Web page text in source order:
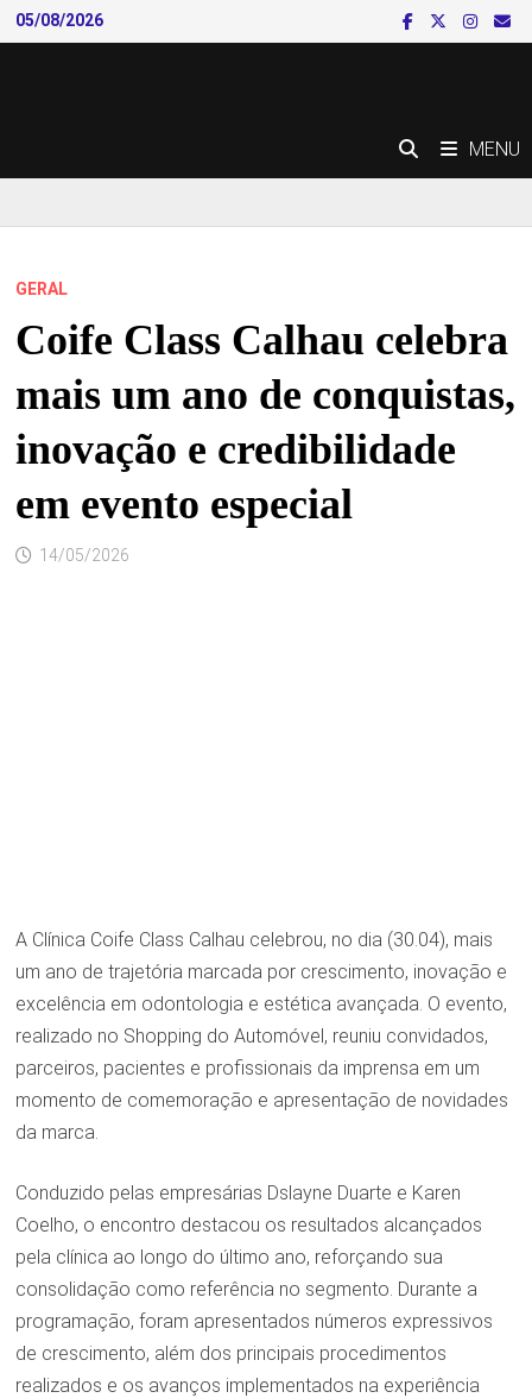
Skip
to
05/08/2026
MENU
GERAL
Coife Class Calhau celebra
mais um ano de conquistas,
inovação e credibilidade
em evento especial
14/05/2026
A Clínica Coife Class Calhau celebrou, no dia (30.04), mais
um ano de trajetória marcada por crescimento, inovação e
excelência em odontologia e estética avançada. O evento,
realizado no Shopping do Automóvel, reuniu convidados,
parceiros, pacientes e profissionais da imprensa em um
momento de comemoração e apresentação de novidades
da marca.
Conduzido pelas empresárias Dslayne Duarte e Karen
Coelho, o encontro destacou os resultados alcançados
pela clínica ao longo do último ano, reforçando sua
consolidação como referência no segmento. Durante a
programação, foram apresentados números expressivos
de crescimento, além dos principais procedimentos
realizados e os avanços implementados na experiência